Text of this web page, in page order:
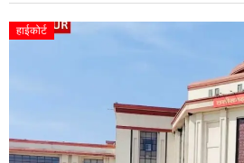
हाईकोर्ट